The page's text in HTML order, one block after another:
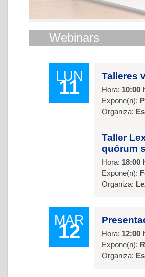
Webinars
LUN
11
Talleres
Hora: 10:00
Expone(n):
Organiza:
Taller
quórum
Hora: 18:00
Expone(n):
Organiza:
MAR
12 Hora: 12:00
Expone(n):
Organiza: